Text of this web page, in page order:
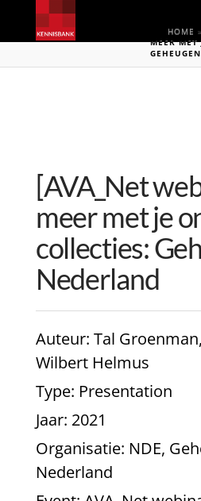
HOME »
MEER MET
[AVA_Net
meer met je
collecties:
Nederland
Auteur: Tal
Wilbert Helmus
Type: Presentation
Jaar: 2021
Organisatie: NDE,
Nederland